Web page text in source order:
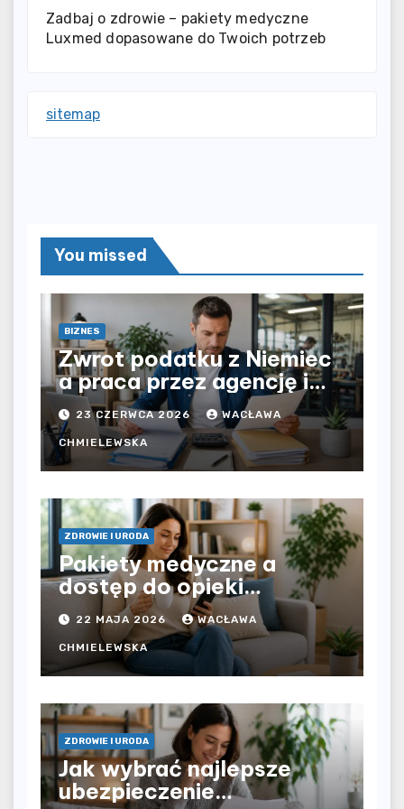
Zadbaj o zdrowie – pakiety medyczne
Luxmed dopasowane do Twoich potrzeb
sitemap
You missed
BIZNES
Zwrot podatku z Niemiec
a praca przez agencję i
bezpośrednio u
pracodawcy – jak
rozliczyć oba źródła
dochodu?
23 CZERWCA 2026 WACŁAWA
CHMIELEWSKA
ZDROWIE I URODA
Pakiety medyczne a
dostęp do opieki
zdrowotnej bez
ograniczeń czasowych –
czy prywatna opieka daje
większą swobodę?
22 MAJA 2026 WACŁAWA
CHMIELEWSKA
ZDROWIE I URODA
Jak wybrać najlepsze
ubezpieczenie